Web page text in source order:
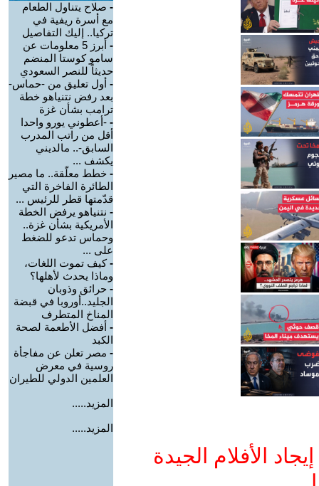
الأفلام الجيدة
- صلاح يتناول الطعام
مع أسرة ريفية في
تركيا.. إليك التفاصيل
-
أبرز 5 معلومات عن
سامو كوستا المنضم
حديثاً للنصر السعودي
- أول تعليق من -حماس-
بعد رفض نتنياهو خطة
ترامب بشأن غزة
- -أعطوني يورو واحدا
أقل من راتب المدرب
السابق-.. مالديني
يكشف ...
- خطط معلّقة.. ما مصير
الطائرة الفاخرة التي
قدّمتها قطر للرئيس ...
- نتنياهو يرفض الخطة
الأمريكية بشأن غزة..
وحماس تدعو للضغط
على ...
-كيف تموت اللغات،
وماذا يحدث لأهلها؟
- حرائق وذوبان
الجليد..أوروبا في قبضة
المناخ المتطرف
- أفضل الأطعمة لصحة
الكبد
- مصر تعلن عن مفاجأة
روسية في معرض
العلمين الدولي للطيران
المزيد.....
المزيد.....